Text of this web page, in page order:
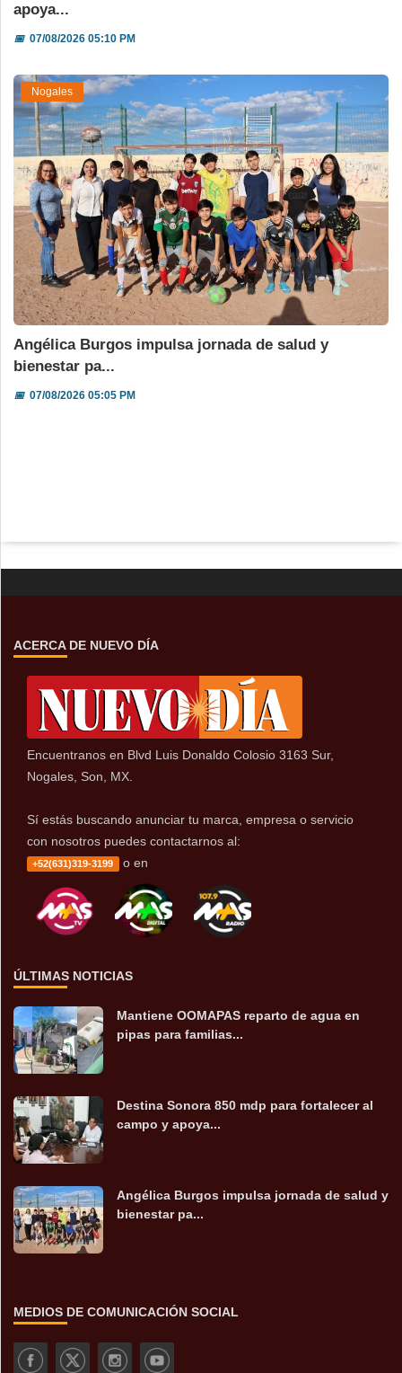
apoya...
📅07/08/2026 05:10 PM
Nogales
Angélica Burgos impulsa jornada de salud y
bienestar pa...
📅07/08/2026 05:05 PM
ACERCA DE NUEVO DÍA
Encuentranos en Blvd Luis Donaldo Colosio 3163 Sur,
Nogales, Son, MX.
Sí estás buscando anunciar tu marca, empresa o servicio
con nosotros puedes contactarnos al:
+52(631)319-3199 o en
ÚLTIMAS NOTICIAS
Mantiene OOMAPAS reparto de agua en
pipas para familias...
Destina Sonora 850 mdp para fortalecer al
campo y apoya...
Angélica Burgos impulsa jornada de salud y
bienestar pa...
MEDIOS DE COMUNICACIÓN SOCIAL